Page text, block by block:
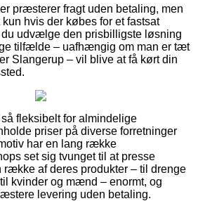
præsterer fragt uden betaling, men
hvis der købes for et fastsat
udvælge den prisbilligste løsning
tilfælde – uafhængig om man er tæt
Slangerup – vil blive at få kørt din
fleksibelt for almindelige
priser på diverse forretninger
har en lang række
set sig tvunget til at presse
række af deres produkter – til drenge
kvinder og mænd – enormt, og
levering uden betaling.